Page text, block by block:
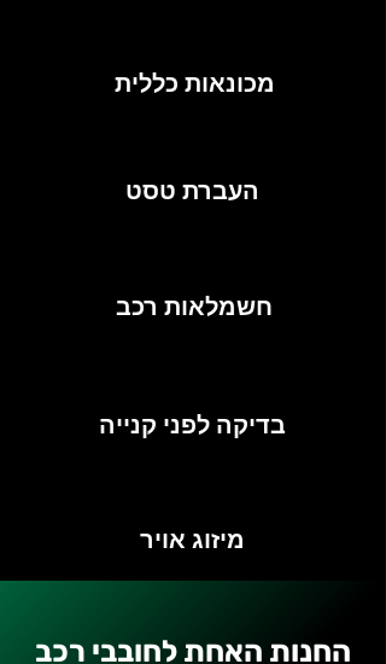
מכונאות כללית
חשמלאות רכב
בדיקה לפני קנייה
מיזוג אויר
החנות האחת לחובבי רכב